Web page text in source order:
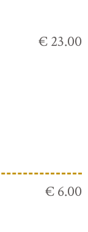
€ 23.00
€ 6.00